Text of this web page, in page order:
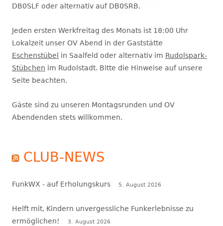
DB0SLF oder alternativ auf DB0SRB.
Jeden ersten Werkfreitag des Monats ist 18:00 Uhr
Lokalzeit unser OV Abend in der Gaststätte
Eschenstübel
in Saalfeld oder alternativ im Rudolspark-
Stübchen im Rudolstadt. Bitte die Hinweise auf unsere
Seite beachten.
Gäste sind zu unseren Montagsrunden und OV
Abendenden stets willkommen.
CLUB-NEWS
FunkWX - auf Erholungskurs 5. August 2026
Helft mit, Kindern unvergessliche Funkerlebnisse zu
ermöglichen!
3. August 2026